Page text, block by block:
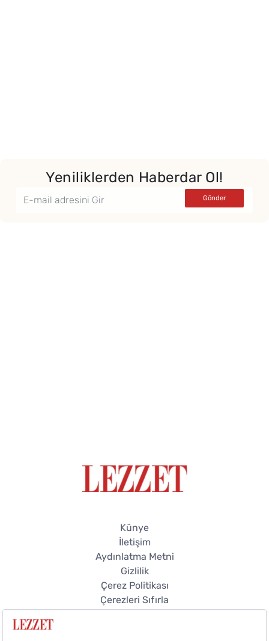
Yeniliklerden Haberdar Ol!
Künye
İletişim
Aydınlatma Metni
Gizlilik
Çerez Politikası
Çerezleri Sıfırla